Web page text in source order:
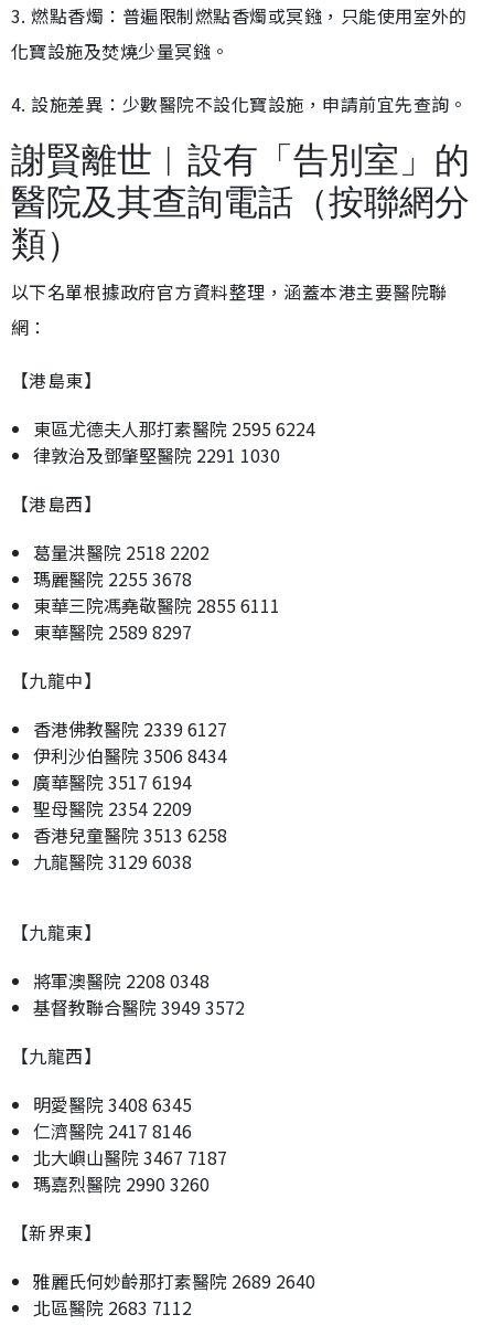
3. 燃點香燭：普遍限制燃點香燭或冥鏹，只能使用室外的
化寶設施及焚燒少量冥鏹。
4. 設施差異：少數醫院不設化寶設施，申請前宜先查詢。
謝賢離世︱設有「告別室」的
醫院及其查詢電話（按聯網分
類）
以下名單根據政府官方資料整理，涵蓋本港主要醫院聯
網：
【港島東】
東區尤德夫人那打素醫院 2595 6224
律敦治及鄧肇堅醫院 2291 1030
【港島西】
葛量洪醫院 2518 2202
瑪麗醫院 2255 3678
東華三院馮堯敬醫院 2855 6111
東華醫院 2589 8297
【九龍中】
香港佛教醫院 2339 6127
伊利沙伯醫院 3506 8434
廣華醫院 3517 6194
聖母醫院 2354 2209
香港兒童醫院 3513 6258
九龍醫院 3129 6038
【九龍東】
將軍澳醫院 2208 0348
基督教聯合醫院 3949 3572
【九龍西】
明愛醫院 3408 6345
仁濟醫院 2417 8146
北大嶼山醫院 3467 7187
瑪嘉烈醫院 2990 3260
【新界東】
雅麗氏何妙齡那打素醫院 2689 2640
北區醫院 2683 7112